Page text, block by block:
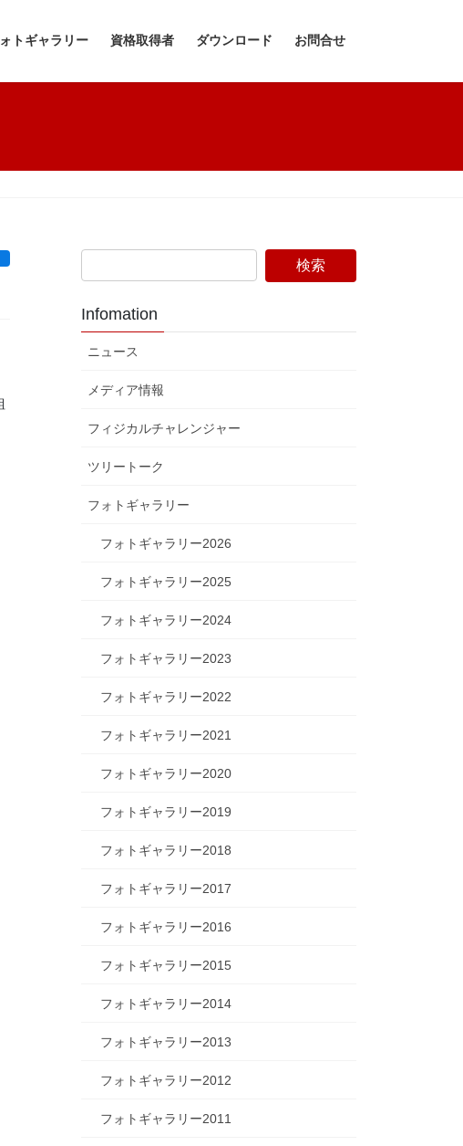
トギャラリー 資格取得者 ダウンロード お問合せ
Infomation
ニュース
メディア情報
フィジカルチャレンジャー
ツリートーク
フォトギャラリー
フォトギャラリー2026
フォトギャラリー2025
フォトギャラリー2024
フォトギャラリー2023
フォトギャラリー2022
フォトギャラリー2021
フォトギャラリー2020
フォトギャラリー2019
フォトギャラリー2018
フォトギャラリー2017
フォトギャラリー2016
フォトギャラリー2015
フォトギャラリー2014
フォトギャラリー2013
フォトギャラリー2012
フォトギャラリー2011